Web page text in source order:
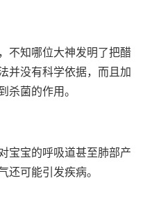
不知哪位大神发明了把醋
并没有科学依据，而且加
杀菌的作用。
宝宝的呼吸道甚至肺部产
还可能引发疾病。